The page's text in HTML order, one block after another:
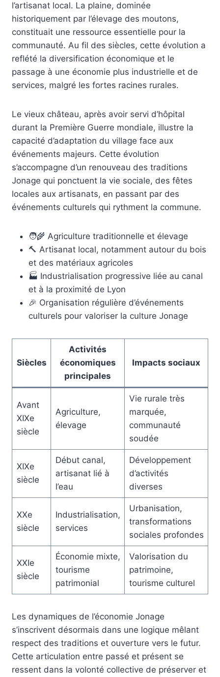
l’artisanat local. La plaine, dominée
historiquement par l’élevage des moutons,
constituait une ressource essentielle pour la
communauté. Au fil des siècles, cette évolution a
reflété la diversification économique et le
passage à une économie plus industrielle et de
services, malgré les fortes racines rurales.
Le vieux château, après avoir servi d’hôpital
durant la Première Guerre mondiale, illustre la
capacité d’adaptation du village face aux
événements majeurs. Cette évolution
s’accompagne d’un renouveau des traditions
Jonage qui ponctuent la vie sociale, des fêtes
locales aux artisanats, en passant par des
événements culturels qui rythment la commune.
🧑‍🌾 Agriculture traditionnelle et élevage
🔨 Artisanat local, notamment autour du bois
et des matériaux agricoles
🏭 Industrialisation progressive liée au canal
et à la proximité de Lyon
🎉 Organisation régulière d’événements
culturels pour valoriser la culture Jonage
Siècles
Activités
économiques
principales
Impacts sociaux
Avant
XIXe
siècle
Agriculture,
élevage
Vie rurale très
marquée,
communauté
soudée
XIXe
siècle
Début canal,
artisanat lié à
l’eau
Développement
d’activités
diverses
XXe
siècle
Industrialisation,
services
Urbanisation,
transformations
sociales profondes
XXIe
siècle
Économie mixte,
tourisme
patrimonial
Valorisation du
patrimoine,
tourisme culturel
Les dynamiques de l’économie Jonage
s’inscrivent désormais dans une logique mêlant
respect des traditions et ouverture vers le futur.
Cette articulation entre passé et présent se
ressent dans la volonté collective de préserver et